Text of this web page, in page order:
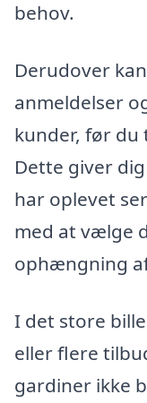
behov.
Derudover
anmeldelser
kunder, før
Dette giver
har oplevet
med at vælge
ophængning
I det store
eller flere
gardiner ikke